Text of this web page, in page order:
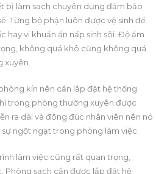
bị làm sạch chuyên dụng đảm bảo
Từng bộ phận luôn được vệ sinh để
hay vi khuẩn ẩn nấp sinh sôi. Độ ẩm
không quá khô cũng không quá
xuyên.
kín nên cần lắp đặt hệ thống
trong phòng thường xuyên được
ra dài và đông đúc nhân viên nên nó
ngột ngạt trong phòng làm việc.
làm việc cũng rất quan trọng,
Phòng sạch cần được lắp đặt hệ